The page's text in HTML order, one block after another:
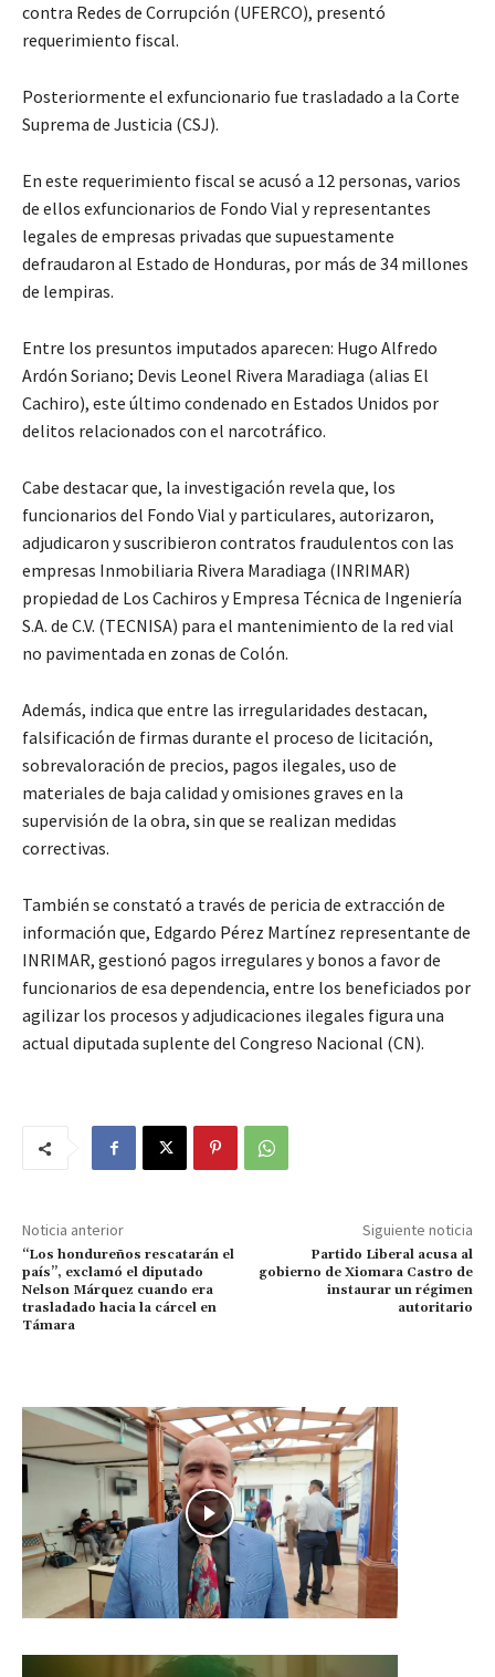
contra Redes de Corrupción (UFERCO), presentó
requerimiento fiscal.
Posteriormente el exfuncionario fue trasladado a la Corte
Suprema de Justicia (CSJ).
En este requerimiento fiscal se acusó a 12 personas, varios
de ellos exfuncionarios de Fondo Vial y representantes
legales de empresas privadas que supuestamente
defraudaron al Estado de Honduras, por más de 34 millones
de lempiras.
Entre los presuntos imputados aparecen: Hugo Alfredo
Ardón Soriano; Devis Leonel Rivera Maradiaga (alias El
Cachiro), este último condenado en Estados Unidos por
delitos relacionados con el narcotráfico.
Cabe destacar que, la investigación revela que, los
funcionarios del Fondo Vial y particulares, autorizaron,
adjudicaron y suscribieron contratos fraudulentos con las
empresas Inmobiliaria Rivera Maradiaga (INRIMAR)
propiedad de Los Cachiros y Empresa Técnica de Ingeniería
S.A. de C.V. (TECNISA) para el mantenimiento de la red vial
no pavimentada en zonas de Colón.
Además, indica que entre las irregularidades destacan,
falsificación de firmas durante el proceso de licitación,
sobrevaloración de precios, pagos ilegales, uso de
materiales de baja calidad y omisiones graves en la
supervisión de la obra, sin que se realizan medidas
correctivas.
También se constató a través de pericia de extracción de
información que, Edgardo Pérez Martínez representante de
INRIMAR, gestionó pagos irregulares y bonos a favor de
funcionarios de esa dependencia, entre los beneficiados por
agilizar los procesos y adjudicaciones ilegales figura una
actual diputada suplente del Congreso Nacional (CN).
Noticia anterior
“Los hondureños rescatarán el
país”, exclamó el diputado
Nelson Márquez cuando era
trasladado hacia la cárcel en
Támara
Siguiente noticia
Partido Liberal acusa al
gobierno de Xiomara Castro de
instaurar un régimen
autoritario